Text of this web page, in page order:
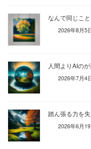
なんで同じこ
2026年8月5
人間よりAIの
2026年7月4
踏ん張る力を
2026年6月19